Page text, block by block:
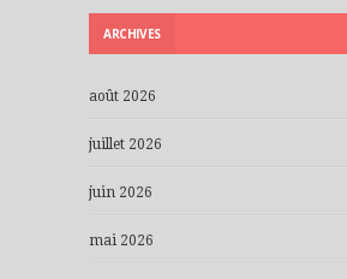
ARCHIVES
août 2026
juillet 2026
juin 2026
mai 2026